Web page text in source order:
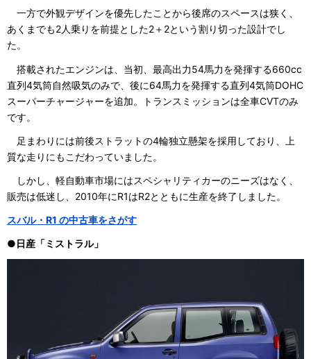
一方で外観デザインを優先したことから後席のスペースは狭く、
あくまでも2人乗りを前提とした2＋2という割り切った設計でし
た。
搭載されたエンジンは、当初、最高出力54馬力を発揮する660cc
直列4気筒自然吸気のみで、後に64馬力を発揮する直列4気筒DOHC
スーパーチャージャーを追加。トランスミッションは全車CVTのみ
です。
足まわりには前後ストラットの4輪独立懸架を採用しており、上
質な走りにもこだわっていました。
しかし、軽自動車市場にはスペシャリティカーのニーズはなく、
販売は低迷し、2010年にR1はR2とともに生産を終了しました。
スバル・R1 の中古車をさがす
●日産「ミストラル」